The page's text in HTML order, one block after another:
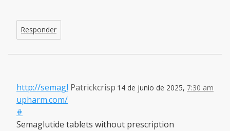
Responder
Patrickcrisp 14 de junio de 2025, 7:30 am
http://semagl
upharm.com/
#
Semaglutide tablets without prescription